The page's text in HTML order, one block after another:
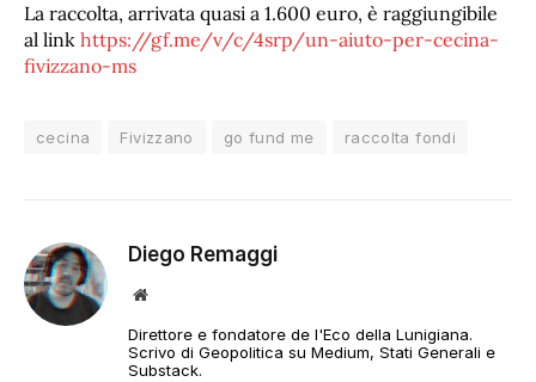
La raccolta, arrivata quasi a 1.600 euro, è raggiungibile
al link https://gf.me/v/c/4srp/un-aiuto-per-cecina-
fivizzano-ms
cecina Fivizzano go fund me raccolta fondi
Diego Remaggi
Sito
Direttore e fondatore de l'Eco della Lunigiana.
Scrivo di Geopolitica su Medium, Stati Generali e
Substack.